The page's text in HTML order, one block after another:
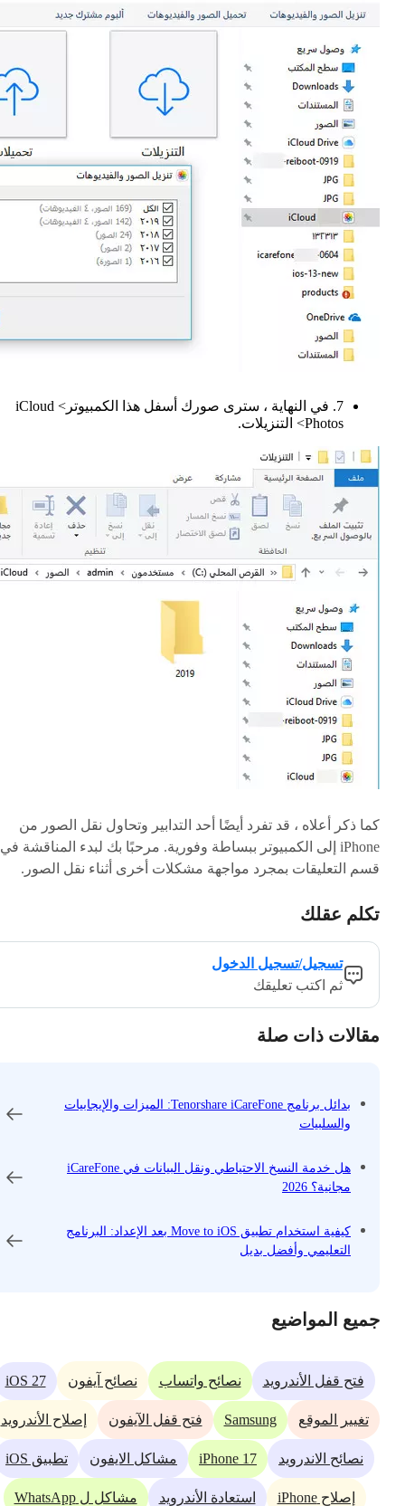
7. في النهاية ، سترى صورك أسفل هذا الكمبيوتر> iCloud
Photos> التنزيلات.
كما ذكر أعلاه ، قد تفرد أيضًا أحد التدابير وتحاول نقل الصور من
iPhone إلى الكمبيوتر ببساطة وفورية. مرحبًا بك لبدء المناقشة في
قسم التعليقات بمجرد مواجهة مشكلات أخرى أثناء نقل الصور.
تكلم عقلك
تسجيل/تسجيل الدخول
ثم اكتب تعليقك
مقالات ذات صلة
بدائل برنامج Tenorshare iCareFone: الميزات والإيجابيات
والسلبيات
هل خدمة النسخ الاحتياطي ونقل البيانات في iCareFone
مجانية؟ 2026
كيفية استخدام تطبيق Move to iOS بعد الإعداد: البرنامج
التعليمي وأفضل بديل
جميع المواضيع
فتح قفل الأندرويد نصائح واتساب نصائح آيفون iOS 27
تغيير الموقع Samsung فتح قفل الآيفون إصلاح الأندرويد
نصائح الاندرويد iPhone 17 مشاكل الايفون تطبيق iOS
إصلاح iPhone استعادة الأندرويد مشاكل ل WhatsApp